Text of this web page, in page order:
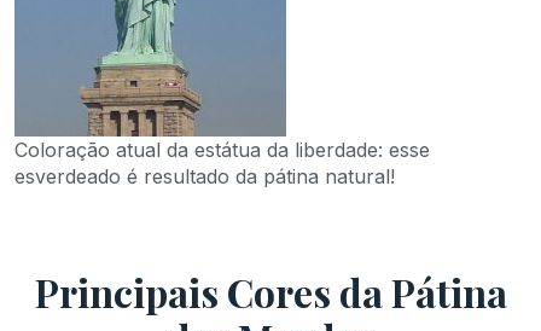
Coloração atual da estátua da liberdade: esse
esverdeado é resultado da pátina natural!
Principais Cores da Pátina